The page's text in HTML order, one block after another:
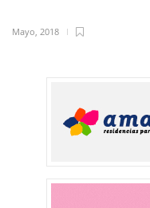
Mayo, 2018